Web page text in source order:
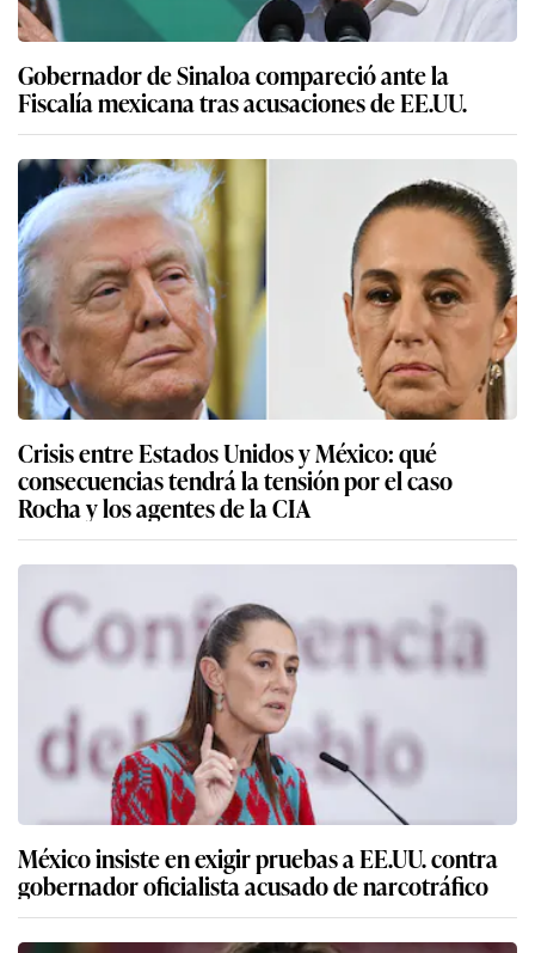
Gobernador de Sinaloa compareció ante la
Fiscalía mexicana tras acusaciones de EE.UU.
Crisis entre Estados Unidos y México: qué
consecuencias tendrá la tensión por el caso
Rocha y los agentes de la CIA
México insiste en exigir pruebas a EE.UU. contra
gobernador oficialista acusado de narcotráfico